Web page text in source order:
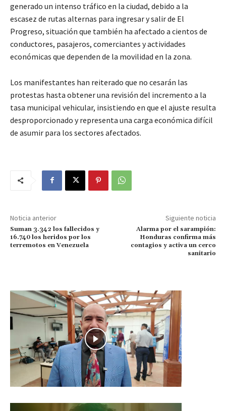
generado un intenso tráfico en la ciudad, debido a la
escasez de rutas alternas para ingresar y salir de El
Progreso, situación que también ha afectado a cientos de
conductores, pasajeros, comerciantes y actividades
económicas que dependen de la movilidad en la zona.
Los manifestantes han reiterado que no cesarán las
protestas hasta obtener una revisión del incremento a la
tasa municipal vehicular, insistiendo en que el ajuste resulta
desproporcionado y representa una carga económica difícil
de asumir para los sectores afectados.
Noticia anterior
Suman 3.342 los fallecidos y
16.740 los heridos por los
terremotos en Venezuela
Siguiente noticia
Alarma por el sarampión:
Honduras confirma más
contagios y activa un cerco
sanitario